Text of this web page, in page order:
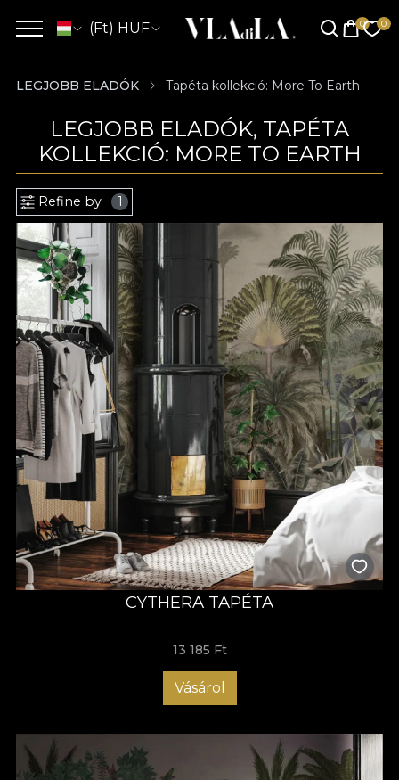
(Ft) HUF
LEGJOBB ELADÓK Tapéta kollekció: More To Earth
LEGJOBB ELADÓK, TAPÉTA
KOLLEKCIÓ: MORE TO EARTH
Refine by 1
CYTHERA TAPÉTA
13 185 Ft
Vásárol